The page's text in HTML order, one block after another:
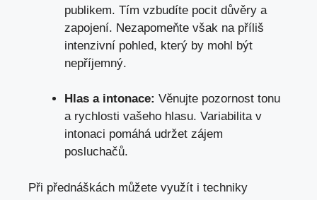
publikem. Tím vzbudíte pocit důvěry a
zapojení. Nezapomeňte však na příliš
intenzivní pohled, který by mohl být
nepříjemný.
Hlas a intonace: Věnujte pozornost tonu
a rychlosti vašeho hlasu. Variabilita v
intonaci pomáhá udržet zájem
posluchačů.
Při přednáškách můžete využít i techniky